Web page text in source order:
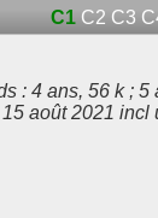
C1 C2 C3
: 4 ans, 56 k ; 5
août 2021 incl